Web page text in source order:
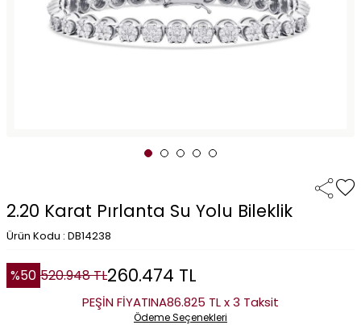
2.20 Karat Pırlanta Su Yolu Bileklik
Ürün Kodu : DB14238
%50 520.948TL260.474 TL
PEŞİN FİYATINA86.825 TL x 3 Taksit
Ödeme Seçenekleri